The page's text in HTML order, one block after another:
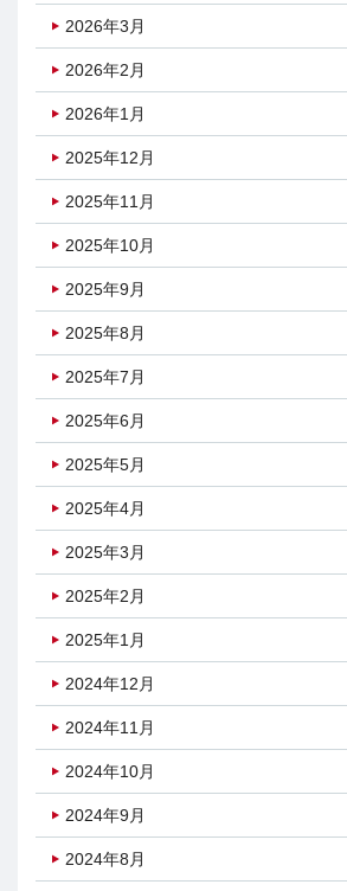
2026年3月
2026年2月
2026年1月
2025年12月
2025年11月
2025年10月
2025年9月
2025年8月
2025年7月
2025年6月
2025年5月
2025年4月
2025年3月
2025年2月
2025年1月
2024年12月
2024年11月
2024年10月
2024年9月
2024年8月